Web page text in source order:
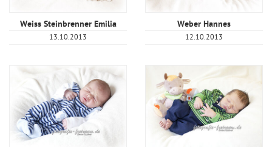
Weiss Steinbrenner Emilia
13.10.2013
Weber Hannes
12.10.2013